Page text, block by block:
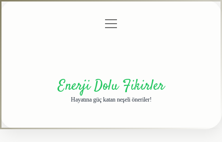
menüyü
Enerji Dolu Fikirler
Hayatına güç katan neşeli öneriler!